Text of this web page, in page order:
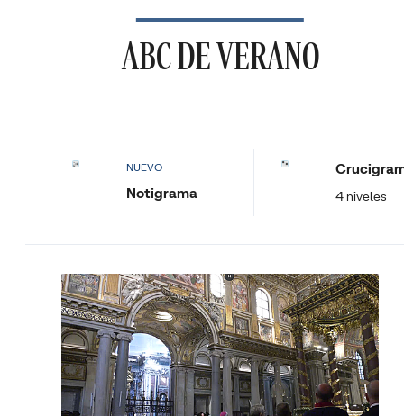
ABC DE VERANO
NUEVO
Notigrama 4 niveles